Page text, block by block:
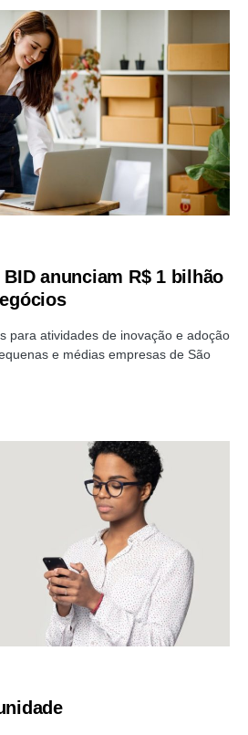
BID anunciam R$ 1 bilhão
para atividades de inovação e adoção
e médias empresas de São